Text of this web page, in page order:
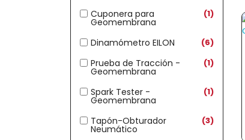
Cuponera para
Geomembrana
1
Dinamómetro EILON 6
Prueba de Tracción -
Geomembrana
1
Spark Tester -
Geomembrana
1
Tapón-Obturador
Neumático
3